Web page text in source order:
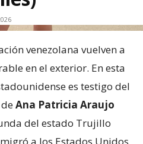
venezolana vuelven a
en el exterior. En esta
es testigo del
Ana Patricia Araujo
del estado Trujillo